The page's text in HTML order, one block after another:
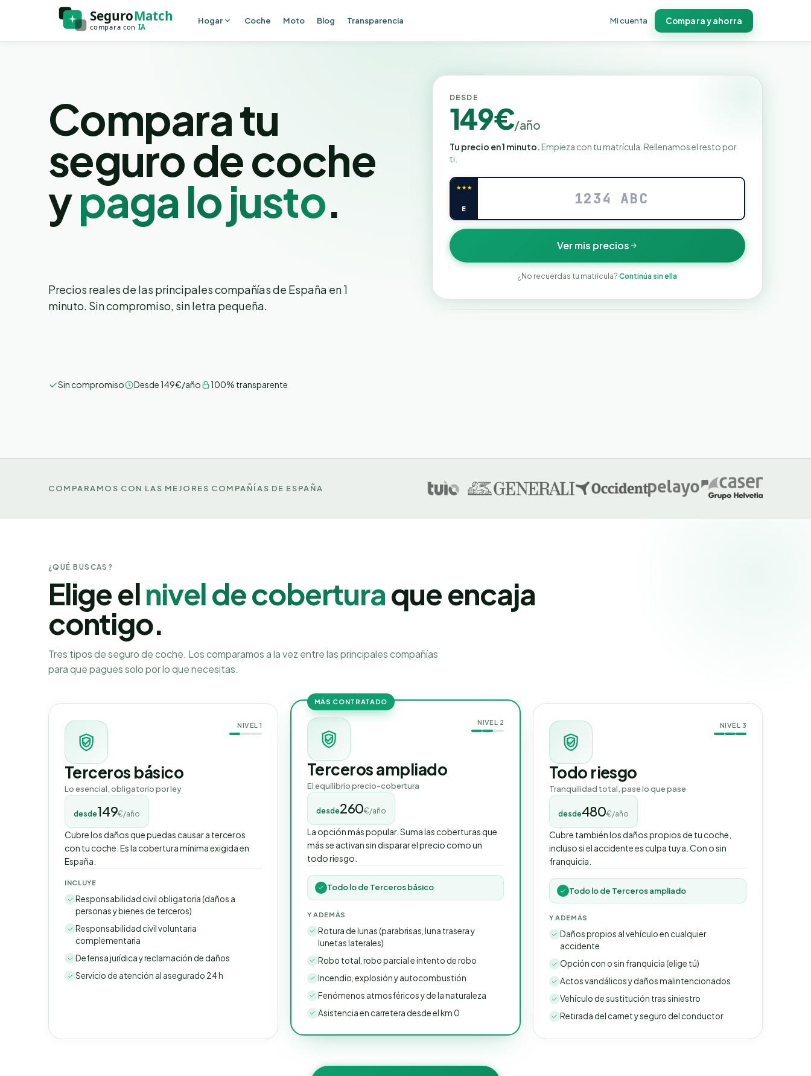
Ir al contenido principal
Hogar Coche Moto Blog Transparencia Mi cuenta Compara y ahorra
Compara tu
seguro de coche
ypaga lo justo.
Precios reales de las principales compañías de España en 1
minuto. Sin compromiso, sin letra pequeña.
Sin compromiso Desde 149€/año 100% transparente
DESDE
149€/año
Tu precio en 1 minuto.Empieza con tu matrícula. Rellenamos el resto por
ti.
★★★
E
Ver mis precios
¿No recuerdas tu matrícula? Continúa sin ella
COMPARAMOS CON LAS MEJORES COMPAÑÍAS DE ESPAÑA
¿QUÉ BUSCAS?
Elige elnivel de coberturaque encaja
contigo.
Tres tipos de seguro de coche. Los comparamos a la vez entre las principales compañías
para que pagues solo por lo que necesitas.
NIVEL 1
Terceros básico
Lo esencial, obligatorio por ley
desde149€/año
Cubre los daños que puedas causar a terceros
con tu coche. Es la cobertura mínima exigida en
España.
INCLUYE
Responsabilidad civil obligatoria (daños a
personas y bienes de terceros)
Responsabilidad civil voluntaria
complementaria
Defensa jurídica y reclamación de daños
Servicio de atención al asegurado 24 h
MÁS CONTRATADO
NIVEL 2
Terceros ampliado
El equilibrio precio-cobertura
desde260€/año
La opción más popular. Suma las coberturas que
más se activan sin disparar el precio como un
todo riesgo.
Todo lo de Terceros básico
Y ADEMÁS
Rotura de lunas (parabrisas, luna trasera y
lunetas laterales)
Robo total, robo parcial e intento de robo
Incendio, explosión y autocombustión
Fenómenos atmosféricos y de la naturaleza
Asistencia en carretera desde el km 0
NIVEL 3
Todo riesgo
Tranquilidad total, pase lo que pase
desde480€/año
Cubre también los daños propios de tu coche,
incluso si el accidente es culpa tuya. Con o sin
franquicia.
Todo lo de Terceros ampliado
Y ADEMÁS
Daños propios al vehículo en cualquier
accidente
Opción con o sin franquicia (elige tú)
Actos vandálicos y daños malintencionados
Vehículo de sustitución tras siniestro
Retirada del carnet y seguro del conductor